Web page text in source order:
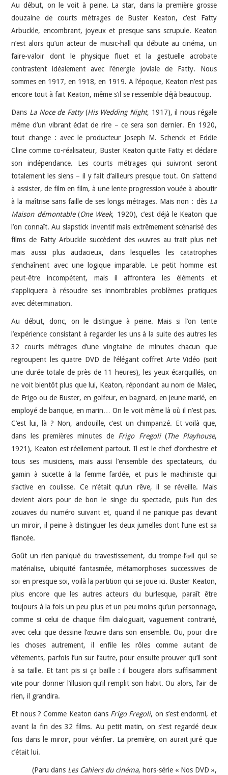
Au début, on le voit à peine. La star, dans la première grosse
douzaine de courts métrages de Buster Keaton, c’est Fatty
Arbuckle, encombrant, joyeux et presque sans scrupule. Keaton
n’est alors qu’un acteur de music-hall qui débute au cinéma, un
faire-valoir dont le physique fluet et la gestuelle acrobate
contrastent idéalement avec l’énergie joviale de Fatty. Nous
sommes en 1917, en 1918, en 1919. A l’époque, Keaton n’est pas
encore tout à fait Keaton, même s’il se ressemble déjà beaucoup.
Dans La Noce de Fatty(His Wedding Night, 1917), il nous régale
même d’un vibrant éclat de rire – ce sera son dernier. En 1920,
tout change : avec le producteur Joseph M. Schenck et Eddie
Cline comme co-réalisateur, Buster Keaton quitte Fatty et déclare
son indépendance. Les courts métrages qui suivront seront
totalement les siens – il y fait d’ailleurs presque tout. On s’attend
à assister, de film en film, à une lente progression vouée à aboutir
à la maîtrise sans faille de ses longs métrages. Mais non : dès La
Maison démontable(One Week, 1920), c’est déjà le Keaton que
l’on connaît. Au slapstick inventif mais extrêmement scénarisé des
films de Fatty Arbuckle succèdent des œuvres au trait plus net
mais aussi plus audacieux, dans lesquelles les catatrophes
s’enchaînent avec une logique imparable. Le petit homme est
peut-être incompétent, mais il affrontera les éléments et
s’appliquera à résoudre ses innombrables problèmes pratiques
avec détermination.
Au début, donc, on le distingue à peine. Mais si l’on tente
l’expérience consistant à regarder les uns à la suite des autres les
32 courts métrages d’une vingtaine de minutes chacun que
regroupent les quatre DVD de l’élégant coffret Arte Vidéo (soit
une durée totale de près de 11 heures), les yeux écarquillés, on
ne voit bientôt plus que lui, Keaton, répondant au nom de Malec,
de Frigo ou de Buster, en golfeur, en bagnard, en jeune marié, en
employé de banque, en marin… On le voit même là où il n’est pas.
C’est lui, là ? Non, andouille, c’est un chimpanzé. Et voilà que,
dans les premières minutes de Frigo Fregoli(The Playhouse,
1921), Keaton est réellement partout. Il est le chef d’orchestre et
tous ses musiciens, mais aussi l’ensemble des spectateurs, du
gamin à sucette à la femme fardée, et puis le machiniste qui
s’active en coulisse. Ce n’était qu’un rêve, il se réveille. Mais
devient alors pour de bon le singe du spectacle, puis l’un des
zouaves du numéro suivant et, quand il ne panique pas devant
un miroir, il peine à distinguer les deux jumelles dont l’une est sa
fiancée.
Goût un rien paniqué du travestissement, du trompe-l’œil qui se
matérialise, ubiquité fantasmée, métamorphoses successives de
soi en presque soi, voilà la partition qui se joue ici. Buster Keaton,
plus encore que les autres acteurs du burlesque, paraît être
toujours à la fois un peu plus et un peu moins qu’un personnage,
comme si celui de chaque film dialoguait, vaguement contrarié,
avec celui que dessine l’œuvre dans son ensemble. Ou, pour dire
les choses autrement, il enfile les rôles comme autant de
vêtements, parfois l’un sur l’autre, pour ensuite prouver qu’il sont
à sa taille. Et tant pis si ça baille : il bougera alors suffisamment
vite pour donner l’illusion qu’il remplit son habit. Ou alors, l’air de
rien, il grandira.
Et nous ? Comme Keaton dans Frigo Fregoli, on s’est endormi, et
avant la fin des 32 films. Au petit matin, on s’est regardé deux
fois dans le miroir, pour vérifier. La première, on aurait juré que
c’était lui.
(Paru dans Les Cahiers du cinéma, hors-série « Nos DVD »,